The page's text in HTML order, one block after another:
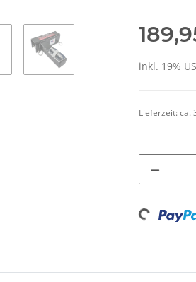
inkl. 19%
Lieferzeit:ca.
Loading...